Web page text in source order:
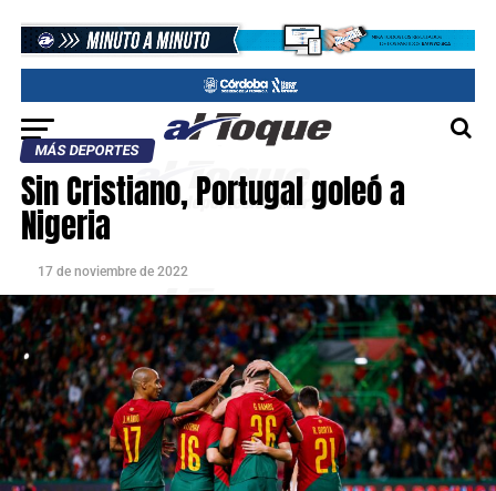
MÁS DEPORTES
Sin Cristiano, Portugal goleó a
Nigeria
17 de noviembre de 2022